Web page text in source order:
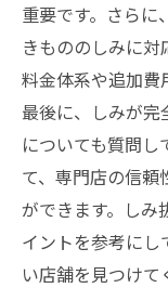
重要です。さらに
きもののしみに対
料金体系や追加費
最後に、しみが
についても質問
て、専門店の信頼
ができます。しみ
イントを参考にし
い店舗を見つけて